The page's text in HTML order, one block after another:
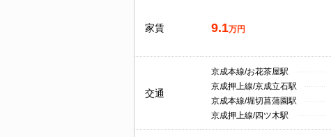
家賃 9.1万円
交通
京成本線/お花茶屋駅
京成押上線/京成立石駅
京成本線/堀切菖蒲園駅
京成押上線/四ツ木駅